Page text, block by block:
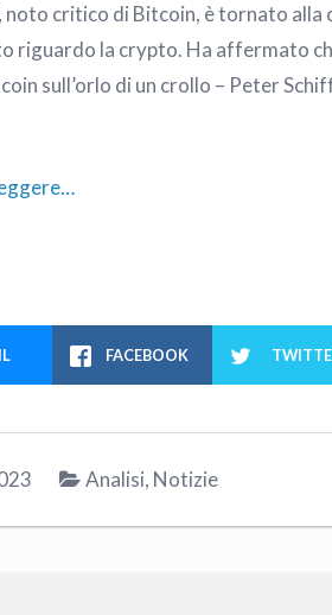
noto critico di Bitcoin, è tornato alla
riguardo la crypto. Ha affermato
sull’orlo di un crollo – Peter
FACEBOOK
Analisi, Notizie